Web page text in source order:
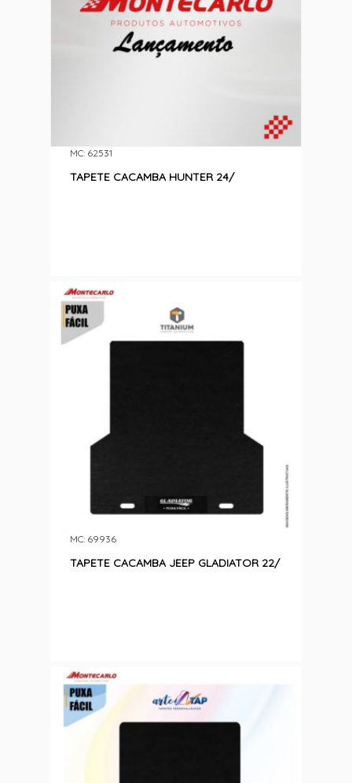
TAPETE CACAMBA HUNTER 24/
MC: 62531
TAPETE CACAMBA JEEP GLADIATOR 22/
MC: 69936